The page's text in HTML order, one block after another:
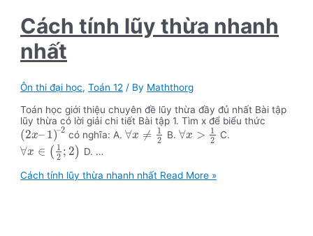
Cách tính lũy thừa nhanh
nhất
Ôn thi đại học,Toán 12 / By Maththorg
Toán học giới thiệu chuyên đề lũy thừa đầy đủ nhất Bài tập
lũy thừa có lời giải chi tiết Bài tập 1. Tìm x để biểu thức
(2x–1)–2 có nghĩa: A.∀x ≠
1
2
B. ∀x >
1
2
C.
∀x ∈ ( 1
2 ; 2) D. …
Cách tính lũy thừa nhanh nhất Read More »